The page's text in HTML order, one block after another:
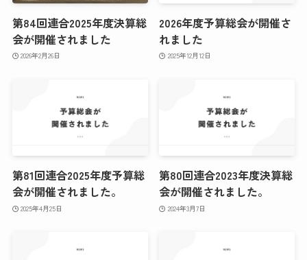
第84回連合2025年度決算総
会が開催されました
2026年2月26日
2026年度予算総会が開催さ
れました
2025年12月12日
第81回連合2025年度予算総
会が開催されました。
2025年4月25日
第80回連合2023年度決算総
会が開催されました。
2024年3月7日